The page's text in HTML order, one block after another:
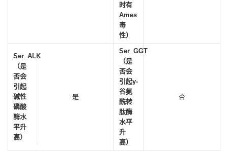
时有
Ames
毒
性）
Ser_ALK
（是
否会
引起
碱性
磷酸
酶水
平升
高）
是
Ser_GGT
（是
否会
引起γ-
谷氨
酰转
肽酶
水平
升
高）
否